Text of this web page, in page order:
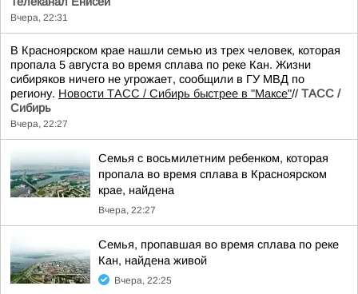
Вчера, 22:31
В Красноярском крае нашли семью из трех человек, которая
пропала 5 августа во время сплава по реке Кан. Жизни
сибиряков ничего не угрожает, сообщили в ГУ МВД по
региону. Новости ТАСС / Сибирь быстрее в "Mаксе"// ТАСС /
Сибирь
Вчера, 22:27
Семья с восьмилетним ребенком, которая
пропала во время сплава в Красноярском
крае, найдена
Вчера, 22:27
Семья, пропавшая во время сплава по реке
Кан, найдена живой
Вчера, 22:25